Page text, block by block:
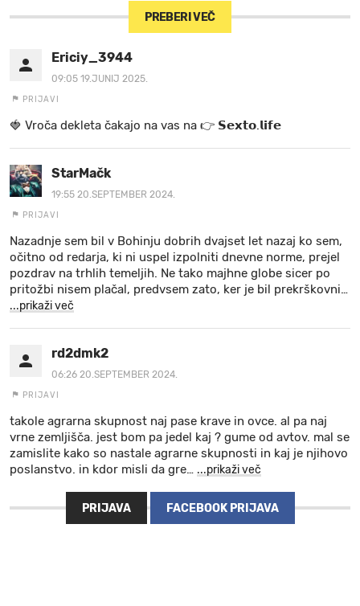
PREBERI VEČ
Ericiy_3944
09:05 19.JUNIJ 2025.
PRIJAVI
🍓 V r o č a d e k l e t a ča k a jo na va s n a 👉 𝗦𝗲𝘅𝘁𝗼.𝗹𝗶𝗳𝗲
StarMačk
19:55 20.SEPTEMBER 2024.
PRIJAVI
Nazadnje sem bil v Bohinju dobrih dvajset let nazaj ko sem,
očitno od redarja, ki ni uspel izpolniti dnevne norme, prejel
pozdrav na trhlih temeljih. Ne tako majhne globe sicer po
pritožbi nisem plačal, predvsem zato, ker je bil prekrškovni…
...prikaži več
rd2dmk2
06:26 20.SEPTEMBER 2024.
PRIJAVI
takole agrarna skupnost naj pase krave in ovce. al pa naj
vrne zemljišča. jest bom pa jedel kaj ? gume od avtov. mal se
zamislite kako so nastale agrarne skupnosti in kaj je njihovo
poslanstvo. in kdor misli da gre… ...prikaži več
PRIJAVA FACEBOOK PRIJAVA